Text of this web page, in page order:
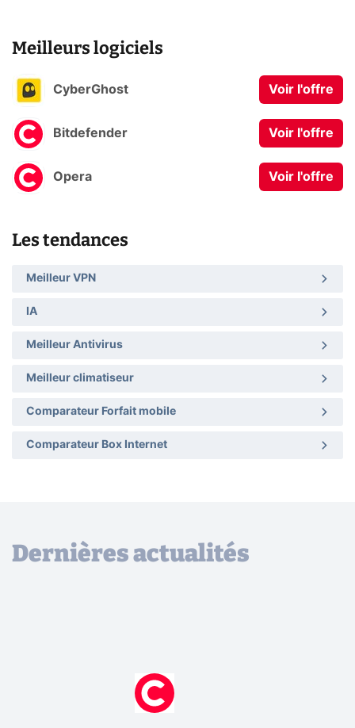
Meilleurs logiciels
CyberGhost Voir l'offre
Bitdefender Voir l'offre
Opera Voir l'offre
Les tendances
Meilleur VPN
IA
Meilleur Antivirus
Meilleur climatiseur
Comparateur Forfait mobile
Comparateur Box Internet
Dernières actualités